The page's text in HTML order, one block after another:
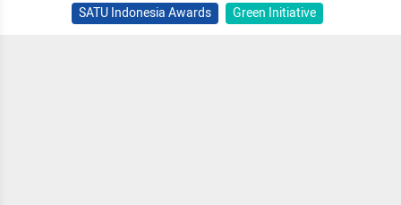
SATU Indonesia Awards
Green Initiative